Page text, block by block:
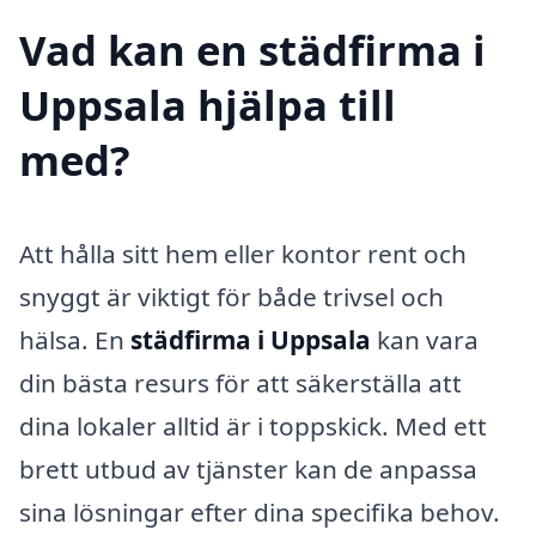
Vad kan en städfirma i
Uppsala hjälpa till
med?
Att hålla sitt hem eller kontor rent och
snyggt är viktigt för både trivsel och
hälsa. En städfirma i Uppsala kan vara
din bästa resurs för att säkerställa att
dina lokaler alltid är i toppskick. Med ett
brett utbud av tjänster kan de anpassa
sina lösningar efter dina specifika behov.